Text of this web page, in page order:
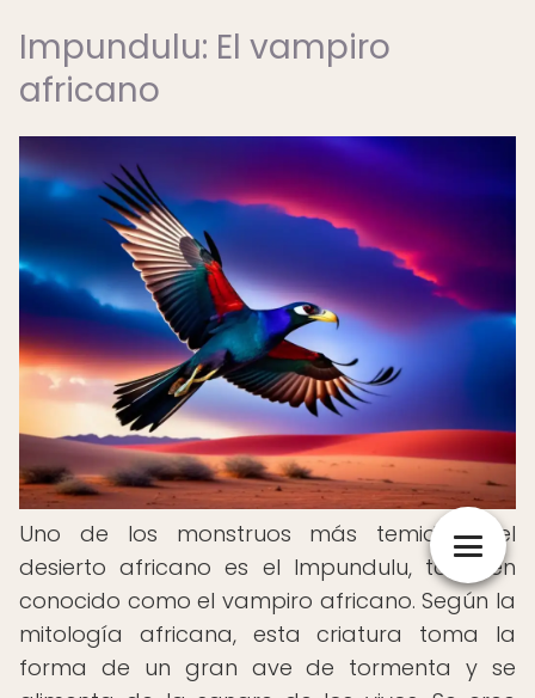
Impundulu: El vampiro
africano
Uno de los monstruos más temidos del
desierto africano es el Impundulu, también
conocido como el vampiro africano. Según la
mitología africana, esta criatura toma la
forma de un gran ave de tormenta y se